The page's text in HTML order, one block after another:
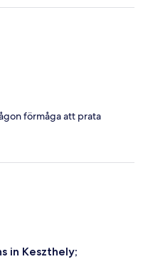
shower
förmåga att prata
in Keszthely;